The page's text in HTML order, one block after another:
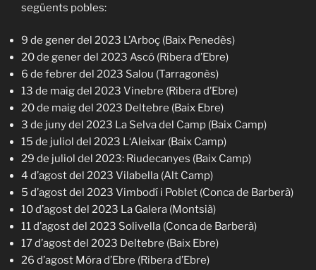
següents pobles:
9 de gener del 2023 L’Arboç (Baix Penedès)
20 de gener del 2023 Ascó (Ribera d’Ebre)
6 de febrer del 2023 Salou (Tarragonès)
13 de maig del 2023 Vinebre (Ribera d’Ebre)
20 de maig del 2023 Deltebre (Baix Ebre)
3 de juny del 2023 La Selva del Camp (Baix Camp)
15 de juliol del 2023 L‘Aleixar (Baix Camp)
29 de juliol del 2023: Riudecanyes (Baix Camp)
4 d’agost del 2023 Vilabella (Alt Camp)
5 d’agost del 2023 Vimbodí i Poblet (Conca de Barberà)
10 d’agost del 2023 La Galera (Montsià)
11 d’agost del 2023 Solivella (Conca de Barberà)
17 d’agost del 2023 Deltebre (Baix Ebre)
26 d’agost Móra d’Ebre (Ribera d’Ebre)